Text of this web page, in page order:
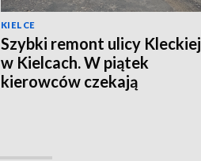
KIELCE
Szybki remont ulicy Kleckiej
w Kielcach. W piątek
kierowców czekają